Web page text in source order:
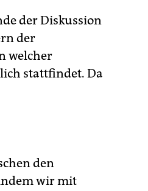
der Diskussion
der
welcher
stattfindet. Da
den
wir mit